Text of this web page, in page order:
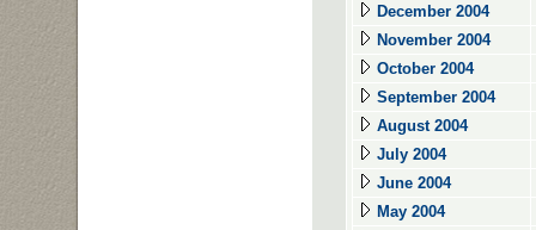
December 2004
November 2004
October 2004
September 2004
August 2004
July 2004
June 2004
May 2004